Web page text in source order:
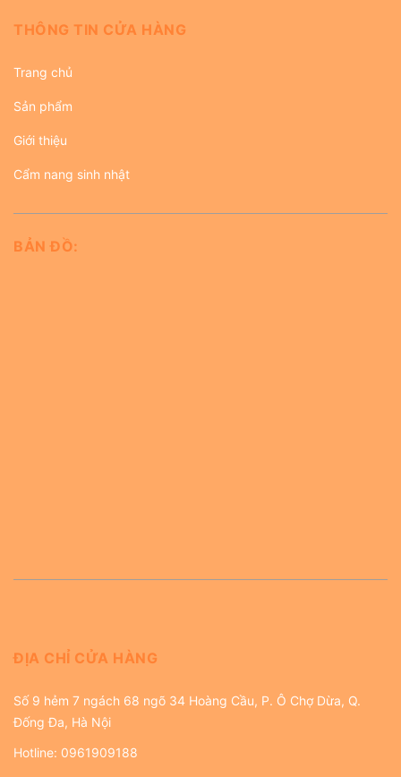
THÔNG TIN CỬA HÀNG
Trang chủ
Sản phẩm
Giới thiệu
Cẩm nang sinh nhật
BẢN ĐỒ:
ĐỊA CHỈ CỬA HÀNG
Số 9 hẻm 7 ngách 68 ngõ 34 Hoàng Cầu, P. Ô Chợ Dừa, Q.
Đống Đa, Hà Nội
Hotline: 0961909188